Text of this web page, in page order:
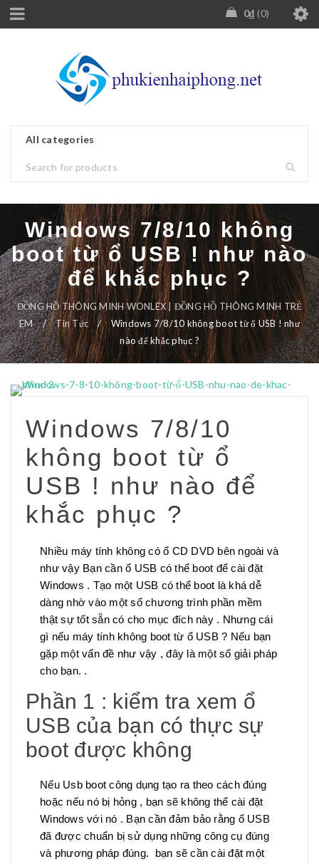
0₫ 0
Windows 7/8/10 không
boot từ ổ USB ! như nào
để khắc phục ?
ĐỒNG HỒ THÔNG MINH WONLEX | ĐỒNG HỒ THÔNG MINH TRẺ
EM
/ Tin Tức /
Windows 7/8/10 không boot từ ổ USB ! như
nào để khắc phục ?
Windows 7/8/10
không boot từ ổ
USB ! như nào để
khắc phục ?
Nhiều máy tính không có ổ CD DVD bên ngoài và
như vậy Bạn cần ổ USB có thể boot để cài đặt
Windows . Tạo một USB có thể boot là khá dễ
dàng nhờ vào một số chương trình phần mềm
thật sự tốt sẵn có cho mục đích này . Nhưng cái
gì nếu máy tính không boot từ ổ USB ? Nếu bạn
gặp một vấn đề như vậy , đây là một số giải pháp
cho bạn. .
Phần 1 : kiểm tra xem ổ
USB của bạn có thực sự
boot được không
Nếu Usb boot công dụng tạo ra theo cách đúng
hoặc nếu nó bị hỏng , bạn sẽ không thể cài đặt
Windows với nó . Bạn cần đảm bảo rằng ổ USB
đã được chuẩn bị sử dụng những công cụ đúng
và phương pháp đúng. bạn sẽ cần cài đặt một